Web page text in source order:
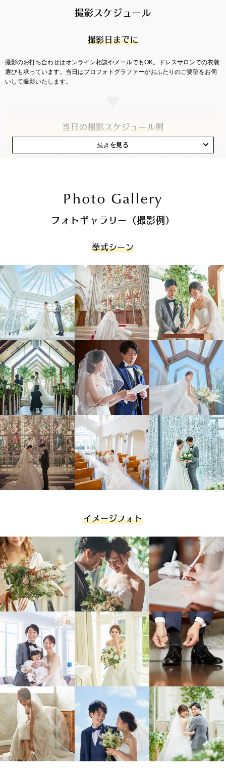
撮影スケジュール
撮影日までに
撮影のお打ち合わせはオンライン相談やメールでもOK。ドレスサロンでの衣装
選びも承っています。当日はプロフォトグラファーがおふたりのご要望をお伺
いして撮影いたします。
当日の撮影スケジュール例
9：10
ブライズルームで衣装着替え＆ヘアメイク（約90
分）
11：00
撮影開始。最大60分
（例。チャペル撮影30分。披露宴会場等の撮影30
分）
※2着目お色直しをご希望の場合、撮影時間は異
なります。
12：00
ブライズルームでお着替え。
ご挙式・お食事会をご予約の方はブライズルーム
で休憩
13：00 お食事会スタート（ご予約の方）
Photo Gallery
フォトギャラリー（撮影例）
挙式シーン
イメージフォト